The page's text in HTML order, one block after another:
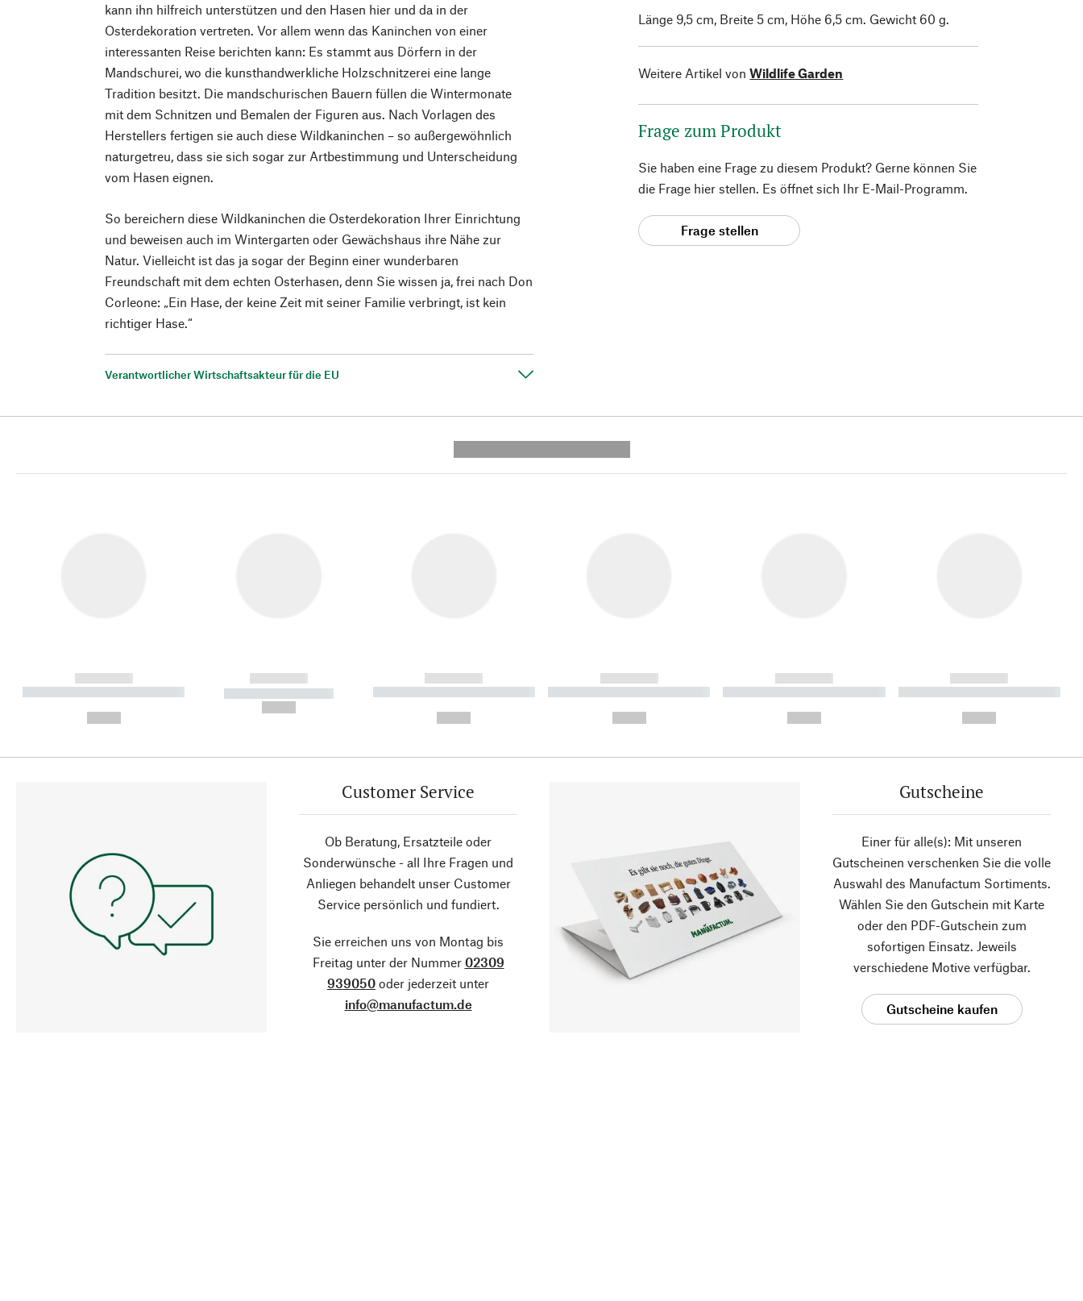
kann ihn hilfreich unterstützen und den Hasen hier und da in der
Osterdekoration vertreten. Vor allem wenn das Kaninchen von einer
interessanten Reise berichten kann: Es stammt aus Dörfern in der
Mandschurei, wo die kunsthandwerkliche Holzschnitzerei eine lange
Tradition besitzt. Die mandschurischen Bauern füllen die Wintermonate
mit dem Schnitzen und Bemalen der Figuren aus. Nach Vorlagen des
Herstellers fertigen sie auch diese Wildkaninchen – so außergewöhnlich
naturgetreu, dass sie sich sogar zur Artbestimmung und Unterscheidung
vom Hasen eignen.
So bereichern diese Wildkaninchen die Osterdekoration Ihrer Einrichtung
und beweisen auch im Wintergarten oder Gewächshaus ihre Nähe zur
Natur. Vielleicht ist das ja sogar der Beginn einer wunderbaren
Freundschaft mit dem echten Osterhasen, denn Sie wissen ja, frei nach Don
Corleone: „Ein Hase, der keine Zeit mit seiner Familie verbringt, ist kein
richtiger Hase.“
Verantwortlicher Wirtschaftsakteur für die EU
Länge 9,5 cm, Breite 5 cm, Höhe 6,5 cm. Gewicht 60 g.
Weitere Artikel von Wildlife Garden
Frage zum Produkt
Sie haben eine Frage zu diesem Produkt? Gerne können Sie
die Frage hier stellen. Es öffnet sich Ihr E-Mail-Programm.
Frage stellen
------------
----------- ----------- ----------
------------
----------- -----------
------------
----------- ----------- ----------
------------
----------- ----------- ----------
------------
----------- ----------- ----------
------------
----------- ----------- ----------
Customer Service
Ob Beratung, Ersatzteile oder
Sonderwünsche - all Ihre Fragen und
Anliegen behandelt unser Customer
Service persönlich und fundiert.
Sie erreichen uns von Montag bis
Freitag unter der Nummer 02309
939050 oder jederzeit unter
info@manufactum.de
Gutscheine
Einer für alle(s): Mit unseren
Gutscheinen verschenken Sie die volle
Auswahl des Manufactum Sortiments.
Wählen Sie den Gutschein mit Karte
oder den PDF-Gutschein zum
sofortigen Einsatz. Jeweils
verschiedene Motive verfügbar.
Gutscheine kaufen